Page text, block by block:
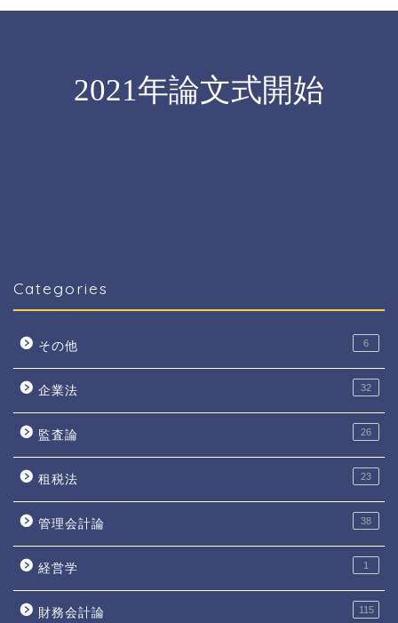
Categories
その他 6
企業法 32
監査論 26
租税法 23
管理会計論 38
経営学 1
財務会計論 115